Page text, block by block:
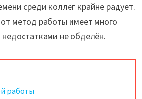
среди коллег крайне радует.
метод работы имеет много
не обделён.
работы